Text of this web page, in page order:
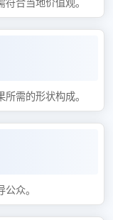
合当地价值观。
需的形状构成。
众。